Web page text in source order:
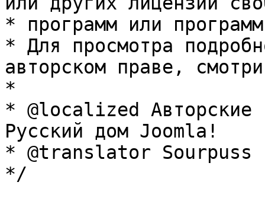
* программ или
* Для просмотра
авторском праве,
*
* @localized Авторские
Русский дом Joomla!
* @translator Sourpuss
*/